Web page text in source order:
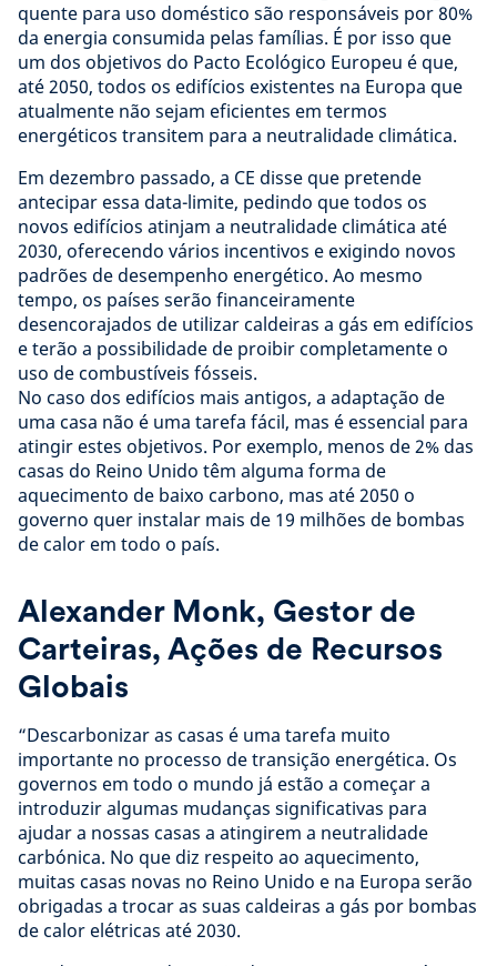
quente para uso doméstico são responsáveis por 80%
da energia consumida pelas famílias. É por isso que
um dos objetivos do Pacto Ecológico Europeu é que,
até 2050, todos os edifícios existentes na Europa que
atualmente não sejam eficientes em termos
energéticos transitem para a neutralidade climática.
Em dezembro passado, a CE disse que pretende
antecipar essa data-limite, pedindo que todos os
novos edifícios atinjam a neutralidade climática até
2030, oferecendo vários incentivos e exigindo novos
padrões de desempenho energético. Ao mesmo
tempo, os países serão financeiramente
desencorajados de utilizar caldeiras a gás em edifícios
e terão a possibilidade de proibir completamente o
uso de combustíveis fósseis.
No caso dos edifícios mais antigos, a adaptação de
uma casa não é uma tarefa fácil, mas é essencial para
atingir estes objetivos. Por exemplo, menos de 2% das
casas do Reino Unido têm alguma forma de
aquecimento de baixo carbono, mas até 2050 o
governo quer instalar mais de 19 milhões de bombas
de calor em todo o país.
Alexander Monk, Gestor de
Carteiras, Ações de Recursos
Globais
“Descarbonizar as casas é uma tarefa muito
importante no processo de transição energética. Os
governos em todo o mundo já estão a começar a
introduzir algumas mudanças significativas para
ajudar a nossas casas a atingirem a neutralidade
carbónica. No que diz respeito ao aquecimento,
muitas casas novas no Reino Unido e na Europa serão
obrigadas a trocar as suas caldeiras a gás por bombas
de calor elétricas até 2030.